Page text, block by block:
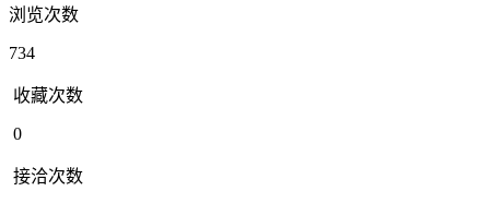
浏览次数
734
收藏次数
0
接洽次数